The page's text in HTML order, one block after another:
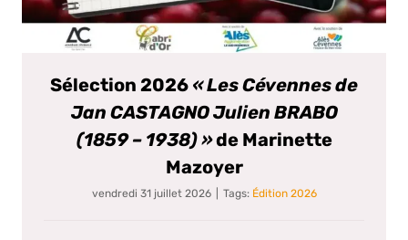
Sélection 2026 « Les Cévennes de
Jan CASTAGNO Julien BRABO
(1859 – 1938) »de Marinette
Mazoyer
vendredi 31 juillet 2026 Tags: Édition 2026